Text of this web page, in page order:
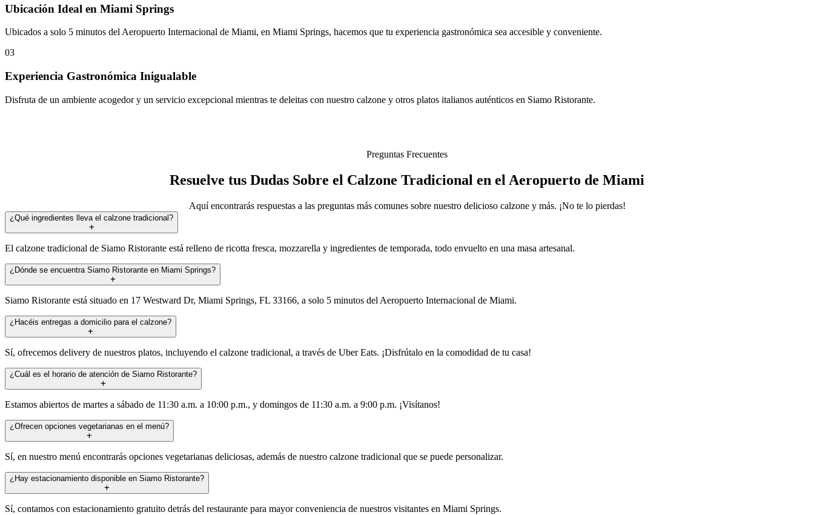
Ubicación Ideal en Miami Springs
Ubicados a solo 5 minutos del Aeropuerto Internacional de Miami, en Miami Springs, hacemos que tu experiencia gastronómica sea accesible y conveniente.
03
Experiencia Gastronómica Inigualable
Disfruta de un ambiente acogedor y un servicio excepcional mientras te deleitas con nuestro calzone y otros platos italianos auténticos en Siamo Ristorante.
Preguntas Frecuentes
Resuelve tus Dudas Sobre el Calzone Tradicional en el Aeropuerto de Miami
Aquí encontrarás respuestas a las preguntas más comunes sobre nuestro delicioso calzone y más. ¡No te lo pierdas!
¿Qué ingredientes lleva el calzone tradicional?
El calzone tradicional de Siamo Ristorante está relleno de ricotta fresca, mozzarella y ingredientes de temporada, todo envuelto en una masa artesanal.
¿Dónde se encuentra Siamo Ristorante en Miami Springs?
Siamo Ristorante está situado en 17 Westward Dr, Miami Springs, FL 33166, a solo 5 minutos del Aeropuerto Internacional de Miami.
¿Hacéis entregas a domicilio para el calzone?
Sí, ofrecemos delivery de nuestros platos, incluyendo el calzone tradicional, a través de Uber Eats. ¡Disfrútalo en la comodidad de tu casa!
¿Cuál es el horario de atención de Siamo Ristorante?
Estamos abiertos de martes a sábado de 11:30 a.m. a 10:00 p.m., y domingos de 11:30 a.m. a 9:00 p.m. ¡Visítanos!
¿Ofrecen opciones vegetarianas en el menú?
Sí, en nuestro menú encontrarás opciones vegetarianas deliciosas, además de nuestro calzone tradicional que se puede personalizar.
¿Hay estacionamiento disponible en Siamo Ristorante?
Sí, contamos con estacionamiento gratuito detrás del restaurante para mayor conveniencia de nuestros visitantes en Miami Springs.